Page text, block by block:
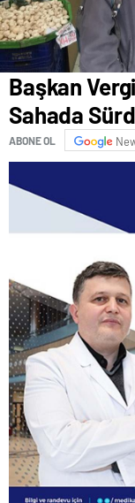
Başkan
Sahada
ABONE OL